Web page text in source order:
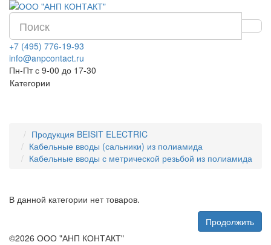
+7 (495) 776-19-93
info@anpcontact.ru
Пн-Пт с 9-00 до 17-30
Категории
Продукция BEISIT ELECTRIC
Кабельные вводы (сальники) из полиамида
Кабельные вводы с метрической резьбой из полиамида
В данной категории нет товаров.
Продолжить
©2026 ООО "АНП КОНТАКТ"